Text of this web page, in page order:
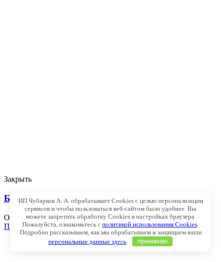
Закрыть
Баптизия южная
Оценка0из 5
Подробнее
ИП Чубарков А. А. обрабатывает Cookies с целью персонализации
сервисов и чтобы пользоваться веб-сайтом было удобнее. Вы
можете запретить обработку Cookies в настройках браузера.
Пожалуйста, ознакомьтесь с политикой использования Cookies
Подробно рассказываем, как мы обрабатываем и защищаем ваши
персональные данные здесь. принимаю